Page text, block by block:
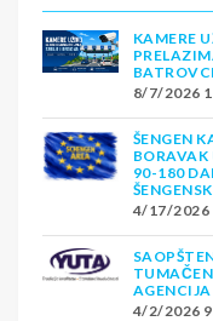
KAMERE
8/7/2026
ŠENGEN
BORAVAK
90-180
4/17/2026
AGENCIJA
4/2/2026